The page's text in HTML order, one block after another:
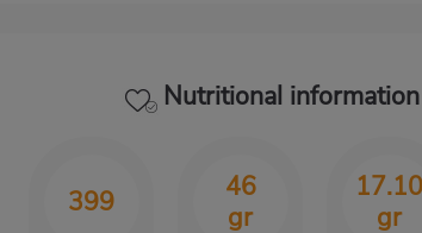
Nutritional
399
46
gr
17.10
gr